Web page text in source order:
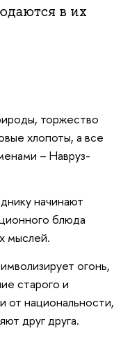
в их
торжество
хлопоты, а все
– Навруз-
начинают
блюда
мыслей.
огонь,
старого и
от национальности,
друг друга.